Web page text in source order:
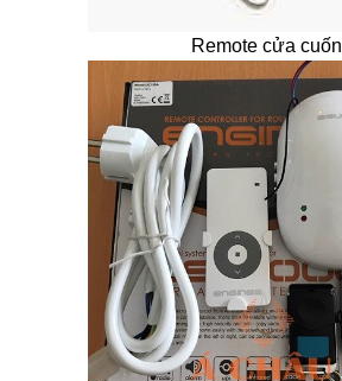
Remote cửa cuốn